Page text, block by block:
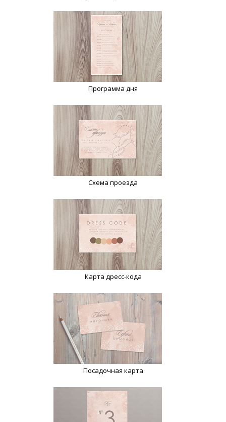
Программа дня
Схема проезда
Карта дресс-кода
Посадочная карта